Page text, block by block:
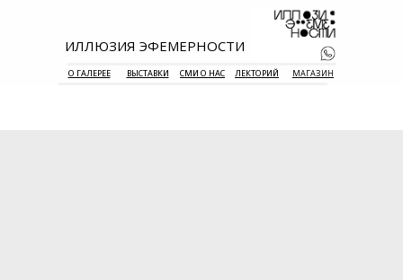
МАГАЗИН
ЛЕКТОРИЙ
СМИ О НАС
ВЫСТАВКИ
О ГАЛЕРЕЕ
ИЛЛЮЗИЯ ЭФЕМЕРНОСТИ